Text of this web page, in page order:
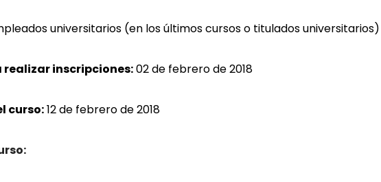
universitarios (en los últimos cursos o titulados
inscripciones:02 de febrero de 2018
curso:12 de febrero de 2018